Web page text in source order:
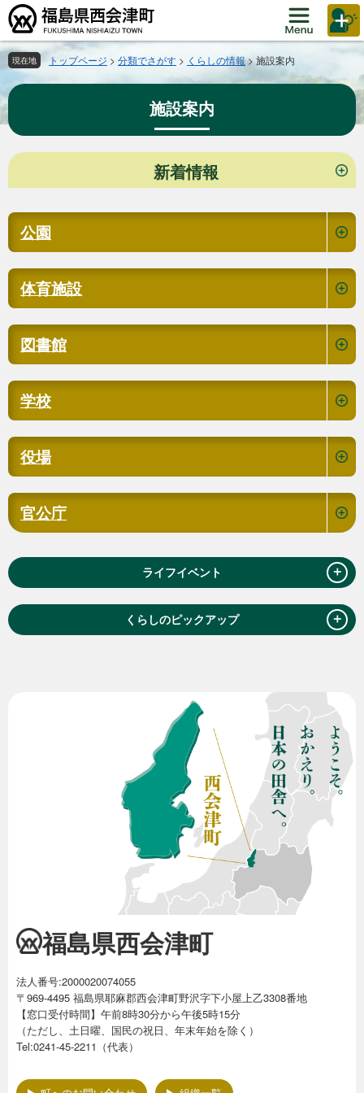
ペ
ー
ジ
の
頭
で
す。
メ
ニ
ュ
ー
飛
ば
し
本
現在地 トップページ > 分類でさがす > くらしの情報>施設案内
施設案内
本
新着情報
公園
体育施設
図書館
学校
役場
官公庁
ライフイベント ＋
くらしのピックアップ ＋
福島県西会津町
法人番号:2000020074055
〒969-4495 福島県耶麻郡西会津町野沢字下小屋上乙3308番地
【窓口受付時間】午前8時30分から午後5時15分
（ただし、土日曜、国民の祝日、年末年始を除く）
Tel:0241-45-2211（代表）